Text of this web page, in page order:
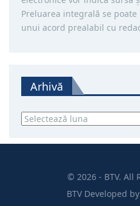
Preluarea integrală se
unui acord prealabil cu
Arhivă
Arhivă
© 2026 - BTV. All
BTVDeveloped by